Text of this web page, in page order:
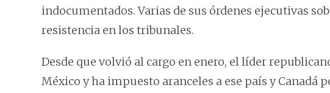
indocumentados. Varias de sus órdenes ejecutivas
resistencia en los tribunales.
Desde que volvió al cargo en enero, el líder
México y ha impuesto aranceles a ese país y Canadá